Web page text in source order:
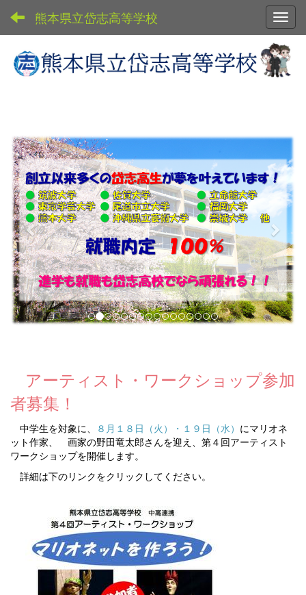
熊本県立岱志高等学校
r
e
v
i
o
u
s
x
t
アーティスト・ワークショップ参加
者募集！
中学生を対象に、 ８月１８日（火）・１９日（水） にマリオネ
ット作家、 画家の野田竜太郎さんを迎え、第４回アーティスト
ワークショップを開催します。
詳細は下のリンクをクリックしてください。